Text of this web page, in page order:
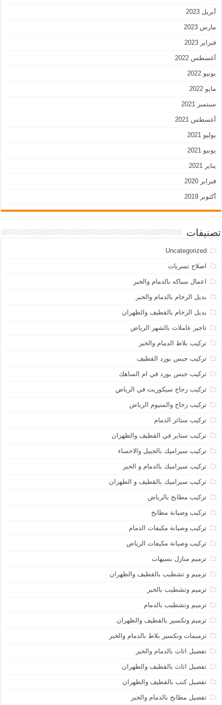
أبريل 2023
مارس 2023
فبراير 2023
أغسطس 2022
يونيو 2022
مايو 2022
سبتمبر 2021
أغسطس 2021
يوليو 2021
يونيو 2021
يناير 2021
فبراير 2020
أكتوبر 2019
تصنيفات
Uncategorized
اصلاح تسربات
اعمال سباكه بالدمام والخبر
بديل الرخام بالدمام والخبر
بديل الرخام بالقطيف والظهران
تاجير عاملات بالشهر الرياض
تركيب بلاط الدمام والخبر
تركيب جبس بورد القطيف
تركيب جبس بورد في ام الساهك
تركيب زجاج سيكوريت في الرياض
تركيب زحاح والمنيوم الرياض
تركيب ستائر الدمام
تركيب ستاير في القطيف والظهران
تركيب سيراميك بالجبيل والاحساء
تركيب سيراميك بالدمام و الخبر
تركيب سيراميك بالقطيف و الظهران
تركيب مطابخ بالرياض
تركيب وصيانة مطابخ
تركيب وصيانة مكيفات الدمام
تركيب وصيانة مكيفات الرياض
ترميم منازل بسيهات
ترميم و تشطيب بالقطيف والظهران
ترميم وتشطيب بالخبر
ترميم وتشطيب بالدمام
ترميم وتكسير بالقطيف والظهران
ترميمات وتكسير بلاط بالدمام والخبر
تفصيل اثاث بالدمام والخبر
تفصيل اثاث بالقطيف والظهران
تفصيل كنب بالقطيف والظهران
تفصيل مطابخ بالدمام والخبر